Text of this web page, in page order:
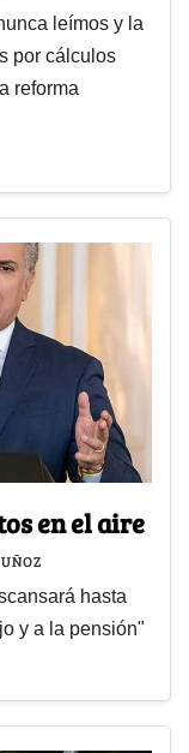
leímos y la
por cálculos
reforma
en el aire
hasta
y a la pensión"